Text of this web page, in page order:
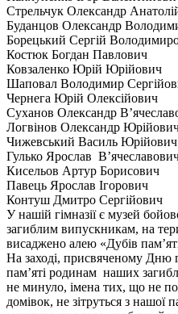
Стрельчук Олександр
Буданцов Олександр
Борецький Сергій
Костюк Богдан Павлович
Ковзаленко Юрій Юрійович
Шаповал Володимир
Чернега Юрій Олексійович
Суханов Олександр
Логвінов Олександр
Чижевський Василь Юрійович
Гулько Ярослав
Кисельов Артур Борисович
Павець Ярослав Ігорович
Контуш Дмитро Сергійович
У нашій гімназії є музей
загиблим випускникам, на
висаджено алею «Дубів
На заході, присвяченому Дню
пам’яті родинам наших
не минуло, імена тих, що не
домівок, не зітруться з